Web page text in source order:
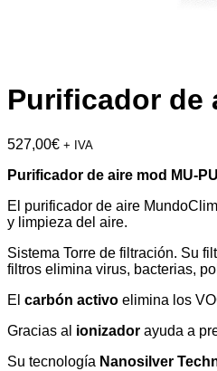
Purificador de
527,00€ + IVA
Purificador de aire mod MU-
El purificador de aire
y limpieza del aire.
Sistema Torre de filtración. Su
filtros elimina virus, bacterias,
El carbón activo elimina los
Gracias al ionizador ayuda a
Su tecnología Nanosilver